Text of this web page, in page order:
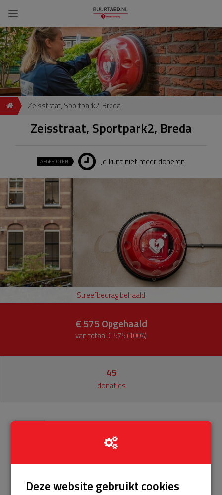
Zeisstraat, Sportpark2, Breda
Zeisstraat, Sportpark2, Breda
AFGESLOTEN Je kunt niet meer doneren
Streefbedrag behaald
€ 575Opgehaald
van totaal € 575 (100%)
45
donaties
Het servicepakket van onze BuurtAED verloopt bijna en
blijft. Help je mee? Doneer voor ons servicepakket!
Deze website gebruikt cookies